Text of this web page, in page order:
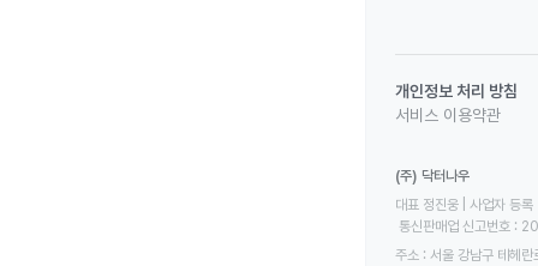
개인정보 처리 방침
서비스 이용약관
(주) 닥터나우
대표 정진웅 | 사업자
통신판매업 신고번호
주소 : 서울 강남구 테헤